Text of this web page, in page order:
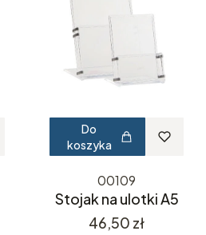
Do
koszyka
00109
Stojak na ulotki A5
Cena
46,50 zł